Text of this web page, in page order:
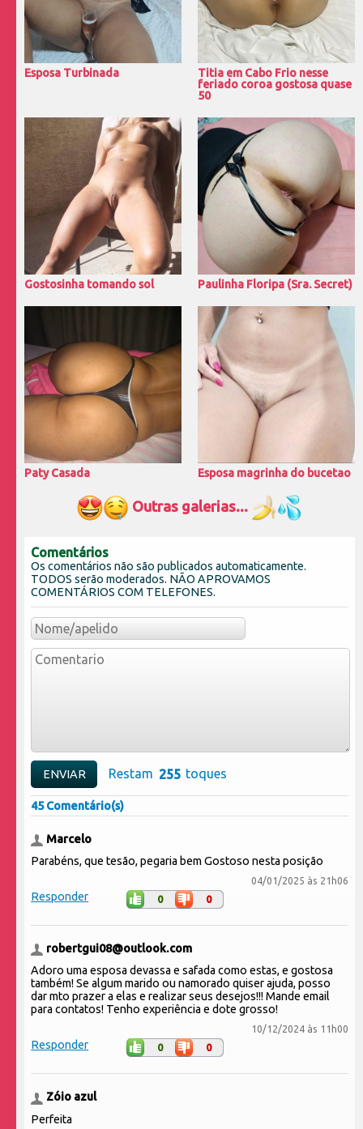
Esposa Turbinada
Titia em Cabo Frio nesse
feriado coroa gostosa quase
50
Gostosinha tomando sol Paulinha Floripa (Sra. Secret)
Paty Casada Esposa magrinha do bucetao
Outras galerias...
Comentários
Os comentários não são publicados automaticamente.
TODOS serão moderados. NÃO APROVAMOS
COMENTÁRIOS COM TELEFONES.
Restam toques
45 Comentário(s)
Marcelo
Parabéns, que tesão, pegaria bem Gostoso nesta posição
04/01/2025 às 21h06
Responder 0 0
robertgui08@outlook.com
Adoro uma esposa devassa e safada como estas, e gostosa
também! Se algum marido ou namorado quiser ajuda, posso
dar mto prazer a elas e realizar seus desejos!!! Mande email
para contatos! Tenho experiência e dote grosso!
10/12/2024 às 11h00
Responder 0 0
Zóio azul
Perfeita